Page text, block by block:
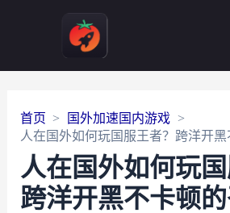
首页
国外加速国内游戏
人在国外如何玩国服王者？跨洋开
人在国外如何玩国
跨洋开黑不卡顿